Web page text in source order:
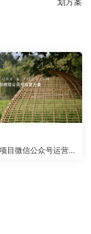
目微信公众号运营方